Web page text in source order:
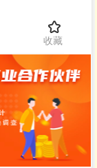
收藏